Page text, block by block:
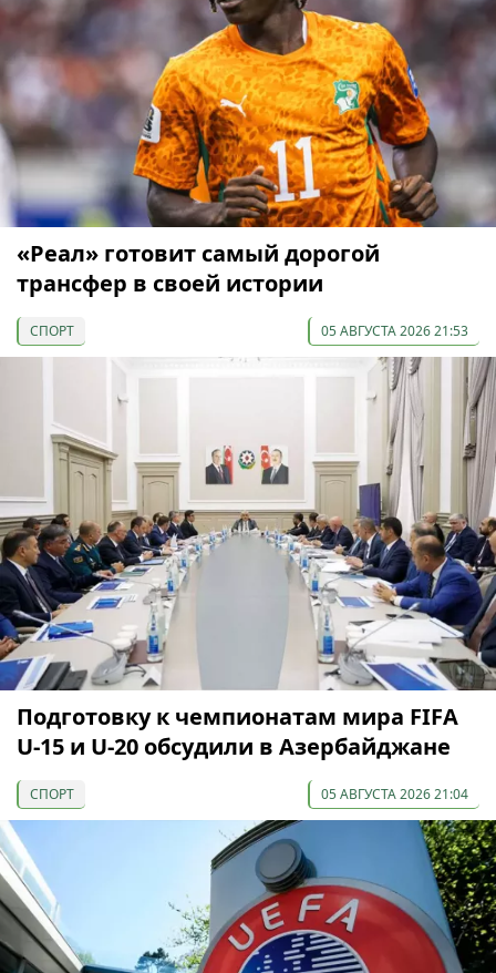
«Реал» готовит самый дорогой
трансфер в своей истории
СПОРТ 05 АВГУСТА 2026 21:53
Подготовку к чемпионатам мира FIFA
U-15 и U-20 обсудили в Азербайджане
СПОРТ 05 АВГУСТА 2026 21:04